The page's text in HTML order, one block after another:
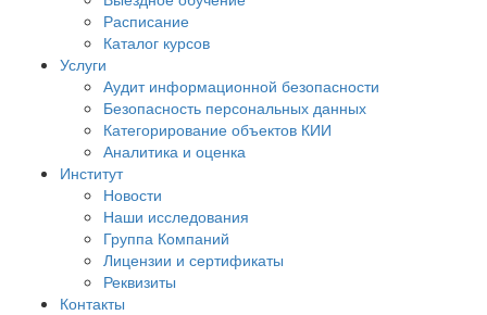
Расписание
Каталог курсов
Услуги
Аудит информационной безопасности
Безопасность персональных данных
Категорирование объектов КИИ
Аналитика и оценка
Институт
Новости
Наши исследования
Группа Компаний
Лицензии и сертификаты
Реквизиты
Контакты